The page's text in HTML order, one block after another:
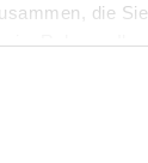
die